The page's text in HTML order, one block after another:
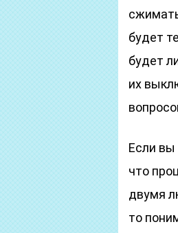
будет
будет
их
Если вы
что
двумя
то